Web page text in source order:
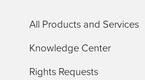
All Products and Services
Knowledge Center
Rights Requests